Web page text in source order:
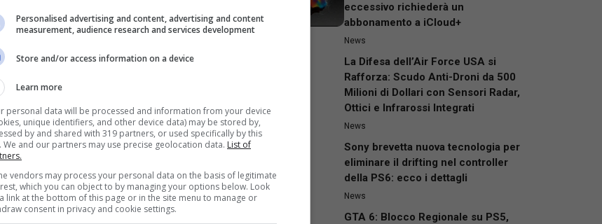
eccessivo richiederà un
abbonamento a iCloud+
News
La Difesa dell’Air Force USA si
Rafforza: Scudo Anti-Droni da 500
Milioni di Dollari con Sensori Radar,
Ottici e Infrarossi Integrati
News
Sony brevetta nuova tecnologia per
eliminare il drifting nel controller
della PS6: ecco i dettagli
News
GTA 6: Blocco Regionale su PS5,
Personalised advertising and content, advertising and content
measurement, audience research and services development
Store and/or access information on a device
Learn more
personal data will be processed and information from your device
unique identifiers, and other device data) may be stored by,
by and shared with 319 partners, or used specifically by this
We and our partners may use precise geolocation data. List of
vendors may process your personal data on the basis of legitimate
which you can object to by managing your options below. Look
link at the bottom of this page or in the site menu to manage or
consent in privacy and cookie settings.